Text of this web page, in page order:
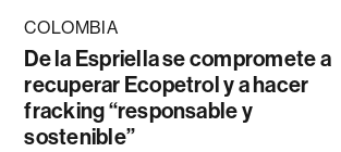
COLOMBIA
De la Espriella se compromete a
recuperar Ecopetrol y a hacer
fracking “responsable y
sostenible”